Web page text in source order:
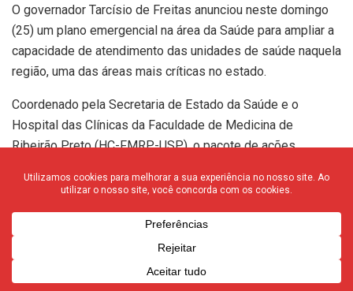
O governador Tarcísio de Freitas anunciou neste domingo
(25) um plano emergencial na área da Saúde para ampliar a
capacidade de atendimento das unidades de saúde naquela
região, uma das áreas mais críticas no estado.
Coordenado pela Secretaria de Estado da Saúde e o
Hospital das Clínicas da Faculdade de Medicina de
Ribeirão Preto (HC-FMRP-USP), o pacote de ações
ampliação dos serviços de telemedicina, com médicos do
equipes de saúde e encaminhar os casos mais graves para
Para ampliar a capacidade de atendimento nas